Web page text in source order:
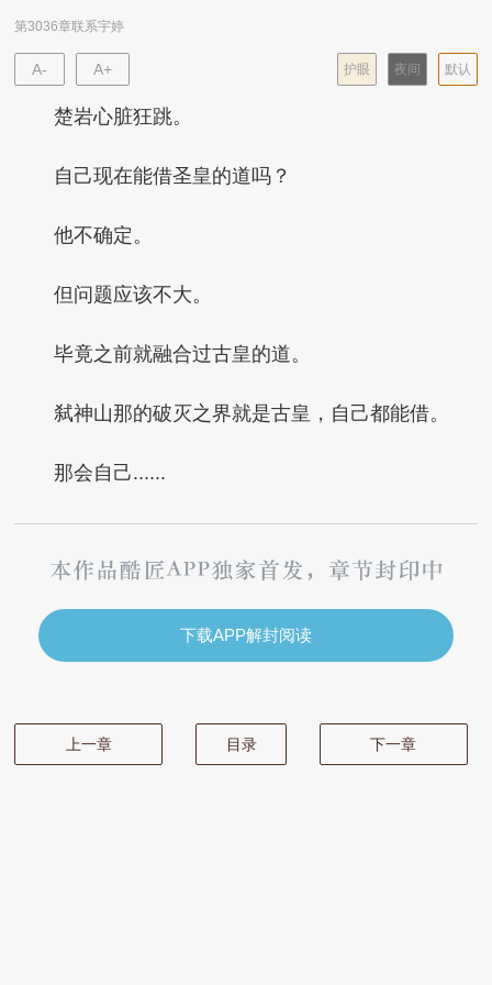
第3036章联系宇婷
A- A+ 默认
夜间
护眼
楚岩心脏狂跳。
自己现在能借圣皇的道吗？
他不确定。
但问题应该不大。
毕竟之前就融合过古皇的道。
弑神山那的破灭之界就是古皇，自己都能借。
那会自己......
下载APP解封阅读
上一章 目录 下一章